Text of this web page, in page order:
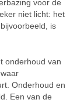
voor de
niet licht: het
is
onderhoud van
Onderhoud en
Een van de